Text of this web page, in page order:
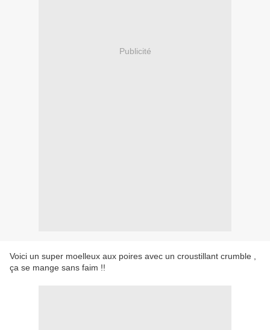
Publicité
Voici un super moelleux aux poires avec un croustillant crumble ,
ça se mange sans faim !!